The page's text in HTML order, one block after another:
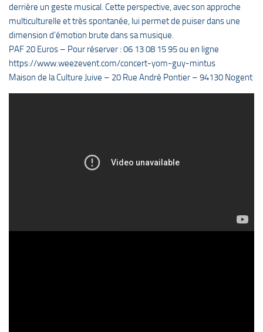
derrière un geste musical. Cette perspective, avec son approche
multiculturelle et très spontanée, lui permet de puiser dans une
dimension d’émotion brute dans sa musique.
PAF 20 Euros – Pour réserver : 06 13 08 15 95 ou en ligne
https://www.weezevent.com/concert-yom-guy-mintus
Maison de la Culture Juive – 20 Rue André Pontier – 94130 Nogent